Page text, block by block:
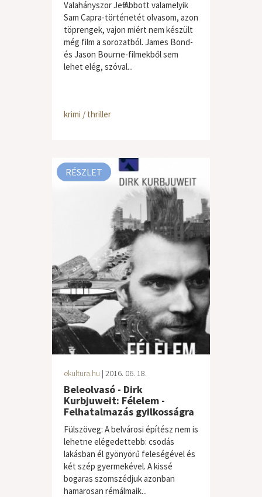
Valahányszor Jeff Abbott valamelyik
Sam Capra-történetét olvasom, azon
töprengek, vajon miért nem készült
még film a sorozatból. James Bond-
és Jason Bourne-filmekből sem
lehet elég, szóval...
krimi / thriller
RÉSZLET
ekultura.hu | 2016. 06. 18.
Beleolvasó - Dirk
Kurbjuweit: Félelem -
Felhatalmazás gyilkosságra
Fülszöveg: A belvárosi építész nem is
lehetne elégedettebb: csodás
lakásban él gyönyörű feleségével és
két szép gyermekével. A kissé
bogaras szomszédjuk azonban
hamarosan rémálmaik...